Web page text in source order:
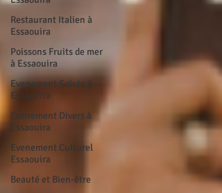
Restaurant Italien à
Essaouira
Poissons Fruits de mer
à Essaouira
Evenement Soirée à
Essaouira
Evenement Divers à
Essaouira
Evenement Culturel
Essaouira
Beauté et Bien-être